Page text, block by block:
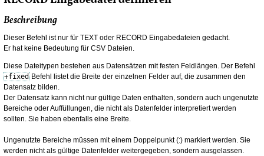
Beschreibung
Dieser Befehl ist nur für TEXT oder RECORD Eingabedateien gedacht.
Er hat keine Bedeutung für CSV Dateien.
Diese Dateitypen bestehen aus Datensätzen mit festen Feldlängen. Der Befehl
+fixed Befehl listet die Breite der einzelnen Felder auf, die zusammen den
Datensatz bilden.
Der Datensatz kann nicht nur gültige Daten enthalten, sondern auch ungenutzte
Bereiche oder Auffüllungen, die nicht als Datenfelder interpretiert werden
sollten. Sie haben ebenfalls eine Breite.
Ungenutzte Bereiche müssen mit einem Doppelpunkt (:) markiert werden. Sie
werden nicht als gültige Datenfelder weitergegeben, sondern ausgelassen.